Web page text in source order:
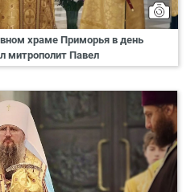
храме Приморья в день
митрополит Павел